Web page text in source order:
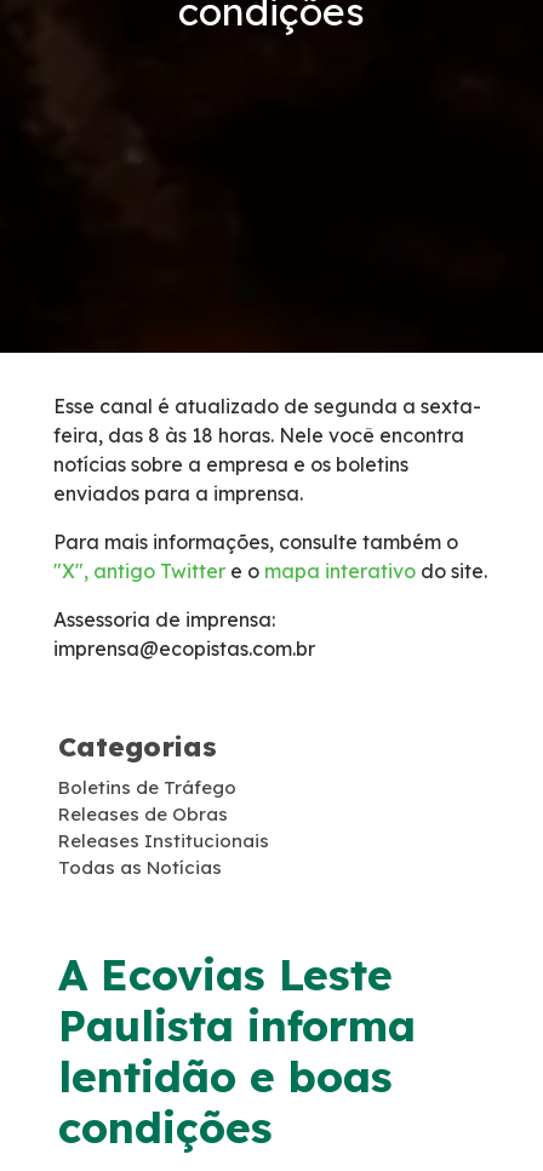
Tarifas de Pedágio
0800 e Callbox
Cargas Especiais
Faixa de Domínio
Links Úteis
Notícias
Sustentabilidade
Agenda
Projetos Socioambientais
Política de Gestão Integrada
condições
Esse canal é atualizado de segunda a sexta-
feira, das 8 às 18 horas. Nele você encontra
notícias sobre a empresa e os boletins
enviados para a imprensa.
Para mais informações, consulte também o
"X", antigo Twitter e o mapa interativo do site.
Assessoria de imprensa:
imprensa@ecopistas.com.br
Categorias
Boletins de Tráfego
Releases de Obras
Releases Institucionais
Todas as Notícias
A Ecovias Leste
Paulista informa
lentidão e boas
condições